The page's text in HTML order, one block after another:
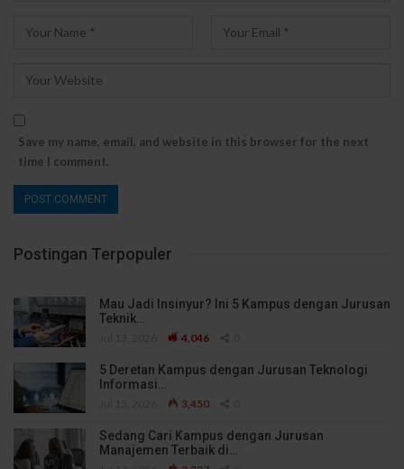
Save my name, email, and website in this browser for the next
time I comment.
Postingan Terpopuler
Mau Jadi Insinyur? Ini 5 Kampus dengan Jurusan
Teknik…
4,046
5 Deretan Kampus dengan Jurusan Teknologi
Informasi…
3,450
Sedang Cari Kampus dengan Jurusan
Manajemen Terbaik di…